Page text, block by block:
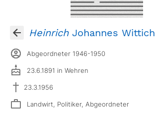
HeinrichJohannes Wittich
Abgeordneter 1946-1950
23.6.1891 in Wehren
23.3.1956
Landwirt, Politiker, Abgeordneter